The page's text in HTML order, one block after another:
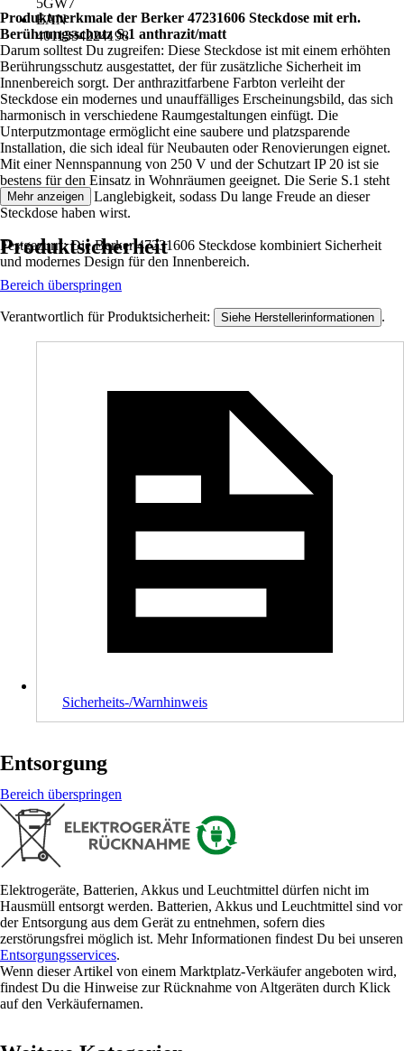
5GW7
EAN
4011334224198
Produktmerkmale der Berker 47231606 Steckdose mit erh.
Berührungsschutz S.1 anthrazit/matt
Darum solltest Du zugreifen: Diese Steckdose ist mit einem erhöhten
Berührungsschutz ausgestattet, der für zusätzliche Sicherheit im
Innenbereich sorgt. Der anthrazitfarbene Farbton verleiht der
Steckdose ein modernes und unauffälliges Erscheinungsbild, das sich
harmonisch in verschiedene Raumgestaltungen einfügt. Die
Unterputzmontage ermöglicht eine saubere und platzsparende
Installation, die sich ideal für Neubauten oder Renovierungen eignet.
Mit einer Nennspannung von 250 V und der Schutzart IP 20 ist sie
bestens für den Einsatz in Wohnräumen geeignet. Die Serie S.1 steht
für Qualität und Langlebigkeit, sodass Du lange Freude an dieser
Steckdose haben wirst.
Festgezurrt: Die Berker 47231606 Steckdose kombiniert Sicherheit
und modernes Design für den Innenbereich.
Mehr anzeigen
Produktsicherheit
Bereich überspringen
Verantwortlich für Produktsicherheit: Siehe Herstellerinformationen .
Sicherheits-/Warnhinweis
Entsorgung
Bereich überspringen
Elektrogeräte, Batterien, Akkus und Leuchtmittel dürfen nicht im
Hausmüll entsorgt werden. Batterien, Akkus und Leuchtmittel sind vor
der Entsorgung aus dem Gerät zu entnehmen, sofern dies
zerstörungsfrei möglich ist. Mehr Informationen findest Du bei unseren
Entsorgungsservices.
Wenn dieser Artikel von einem Marktplatz-Verkäufer angeboten wird,
findest Du die Hinweise zur Rücknahme von Altgeräten durch Klick
auf den Verkäufernamen.